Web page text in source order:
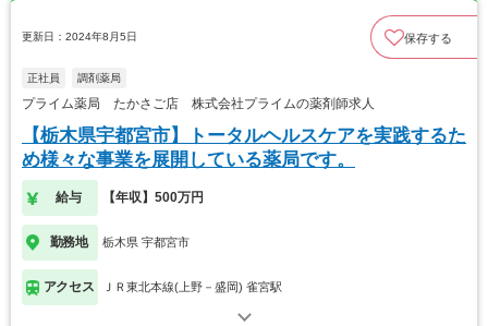
更新日：2024年8月5日 保存する
正社員 調剤薬局
プライム薬局 たかさご店 株式会社プライムの薬剤師求人
【栃木県宇都宮市】トータルヘルスケアを実践するた
め様々な事業を展開している薬局です。
給与 【年収】500万円
勤務地 栃木県 宇都宮市
アクセス ＪＲ東北本線(上野－盛岡) 雀宮駅